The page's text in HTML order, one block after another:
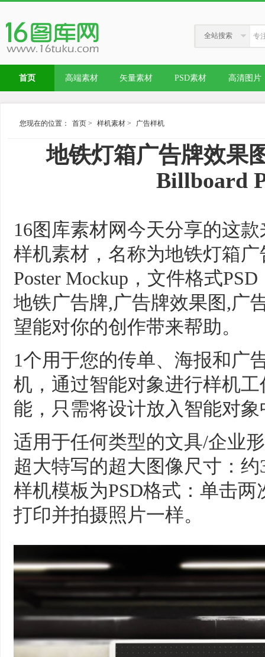
全站搜索
首页 高端素材 矢量素材 PSD素材 高清图片
您现在的位置： 首页 > 样机素材 > 广告样机
地铁灯箱广告牌效果
Billboard
16图库素材网今天分享的这
样机素材，名称为地铁灯箱广
Poster Mockup，文件格式
地铁广告牌,广告牌效果图,广
望能对你的创作带来帮助。
1个用于您的传单、海报和广
机，通过智能对象进行样机工
能，只需将设计放入智能对
适用于任何类型的文具/企业
超大特写的超大图像尺寸：约
样机模板为PSD格式：单击
打印并拍摄照片一样。